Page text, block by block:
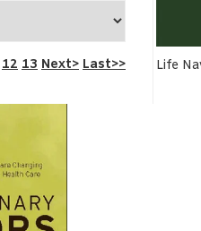
12 13 Next> Last>> Life